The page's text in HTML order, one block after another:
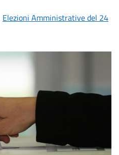
Elezioni Amministrative del 24